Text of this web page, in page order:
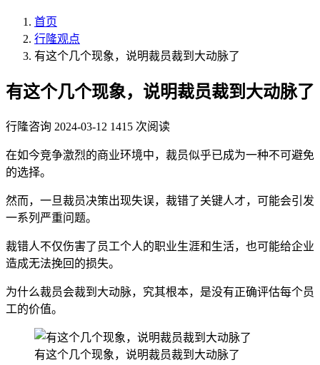
首页
行隆观点
有这个几个现象，说明裁员裁到大动脉了
有这个几个现象，说明裁员裁到大动脉了
行隆咨询 2024-03-12 1415 次阅读
在如今竞争激烈的商业环境中，裁员似乎已成为一种不可避免
的选择。
然而，一旦裁员决策出现失误，裁错了关键人才，可能会引发
一系列严重问题。
裁错人不仅伤害了员工个人的职业生涯和生活，也可能给企业
造成无法挽回的损失。
为什么裁员会裁到大动脉，究其根本，是没有正确评估每个员
工的价值。
有这个几个现象，说明裁员裁到大动脉了